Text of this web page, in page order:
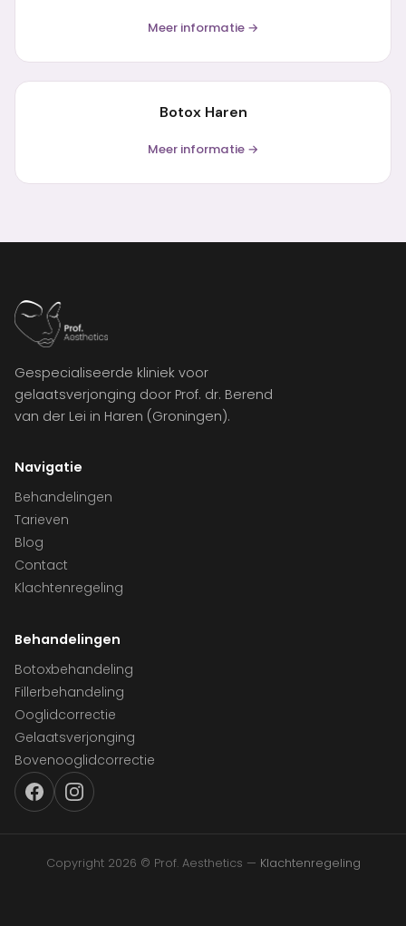
Meer informatie →
Botox Haren
Meer informatie →
Gespecialiseerde kliniek voor
gelaatsverjonging door Prof. dr. Berend
van der Lei in Haren (Groningen).
Navigatie
Behandelingen
Tarieven
Blog
Contact
Klachtenregeling
Behandelingen
Botoxbehandeling
Fillerbehandeling
Ooglidcorrectie
Gelaatsverjonging
Bovenooglidcorrectie
Copyright 2026 © Prof. Aesthetics — Klachtenregeling